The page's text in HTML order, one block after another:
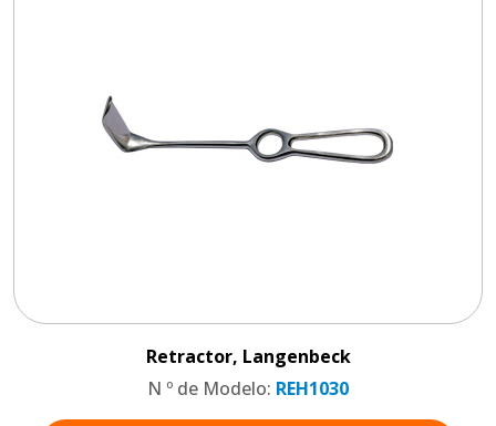
Retractor, Langenbeck
N º de Modelo: REH1030